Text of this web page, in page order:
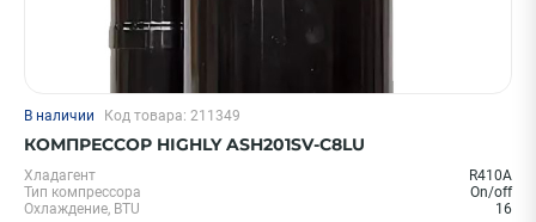
1,5 кВт - 05 BTU
Бренд
Hisense
В наличии Код товара: 211349
КОМПРЕССОР HIGHLY ASH201SV-C8LU
Хладагент
R410A
Тип компрессора
On/off
Охлаждение, BTU
16